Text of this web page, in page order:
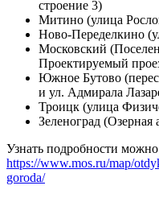
строение 3)
Митино (улица
Ново-Переделкино
Московский
Проектируемый
Южное Бутово
и ул. Адмирала
Троицк (улица
Зеленоград (Озерная
Узнать подробности можно
https://www.mos.ru/map/
goroda/